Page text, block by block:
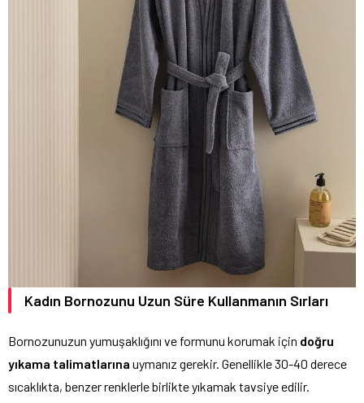
Kadın Bornozunu Uzun Süre Kullanmanın Sırları
Bornozunuzun yumuşaklığını ve formunu korumak için doğru
yıkama talimatlarına uymanız gerekir. Genellikle 30-40 derece
sıcaklıkta, benzer renklerle birlikte yıkamak tavsiye edilir.